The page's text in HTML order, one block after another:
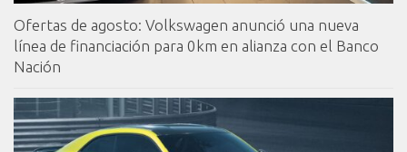
Ofertas de agosto: Volkswagen anunció una nueva
línea de financiación para 0km en alianza con el Banco
Nación